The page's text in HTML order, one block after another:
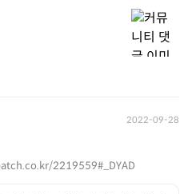
2022-09-28
2219559#_DYAD